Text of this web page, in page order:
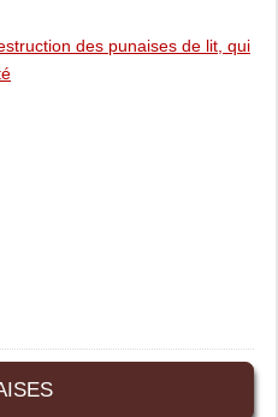
des punaises de lit, qui